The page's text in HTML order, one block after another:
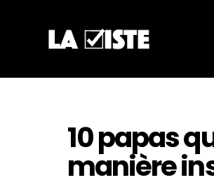
10 papas
manière